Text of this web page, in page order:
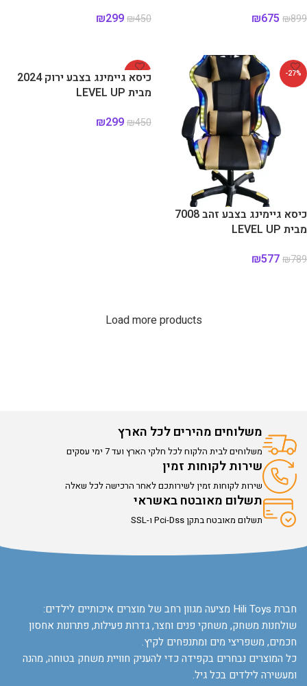
₪899
₪675
₪450
₪299
-27%
כיסא גיימינג בצבע זהב 7008
מבית LEVEL UP
₪789
₪577
-34%
כיסא גיימינג בצבע ירוק 2024
מבית LEVEL UP
₪450
₪299
Load more products
משלוחים מהירים לכל הארץ
משלוחים לבית הלקוח לכל חלקי הארץ ועד 7 ימי עסקים
שירות לקוחות זמין
שירות לקוחות זמין לשירותכם לאחר הרכישה לכל שאלה
תשלום מאובטח באשראי
תשלום מאובטח בתקן Pci-Dss ו-SSL
חברת Hili Toys מציעה מגוון רחב של מוצרים איכותיים לילדים:
שולחנות משחק, משחקי פנים וחצר, גדרות פעילות, פתרונות אחסון
חכמים, משפריצי מים ומתנפחים לקיץ.
כל המוצרים נבחרים בקפידה כדי להעניק חוויית משחק בטוחה, מהנה
ומעשירה לילדים בכל גיל.